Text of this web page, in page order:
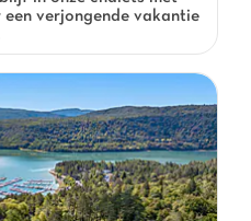
verjongende vakantie